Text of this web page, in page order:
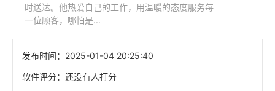
时送达。他热爱自己的工作，用温暖的态度服务每
一位顾客，哪怕是...
发布时间： 2025-01-04 20:25:40
软件评分： 还没有人打分